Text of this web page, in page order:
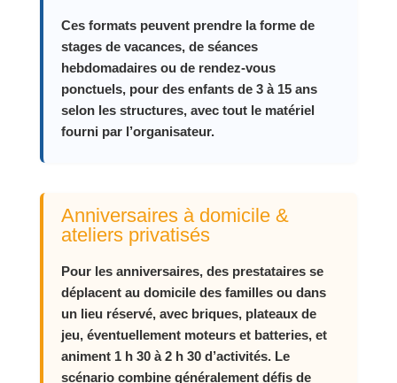
Ces formats peuvent prendre la forme de
stages de vacances, de séances
hebdomadaires ou de rendez‑vous
ponctuels, pour des enfants de 3 à 15 ans
selon les structures, avec tout le matériel
fourni par l’organisateur.
Anniversaires à domicile &
ateliers privatisés
Pour les anniversaires, des prestataires se
déplacent au domicile des familles ou dans
un lieu réservé, avec briques, plateaux de
jeu, éventuellement moteurs et batteries, et
animent 1 h 30 à 2 h 30 d’activités. Le
scénario combine généralement défis de